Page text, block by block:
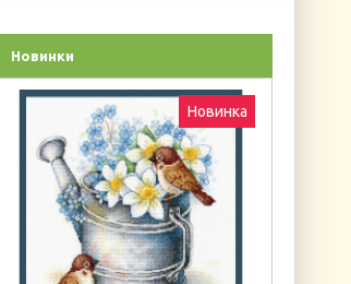
Новинки
Новинка